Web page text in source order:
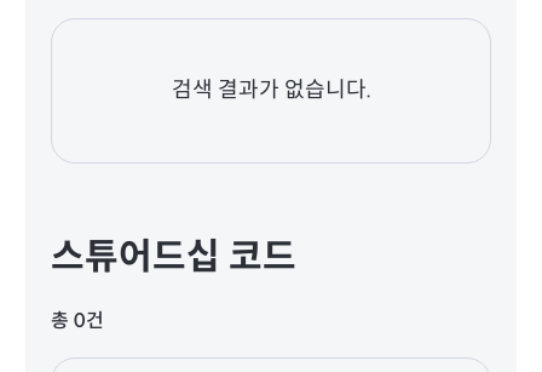
검색 결과가 없습니다.
스튜어드십 코드
총 0건